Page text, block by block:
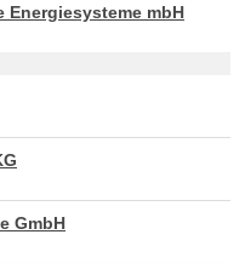
Energiesysteme mbH
GmbH